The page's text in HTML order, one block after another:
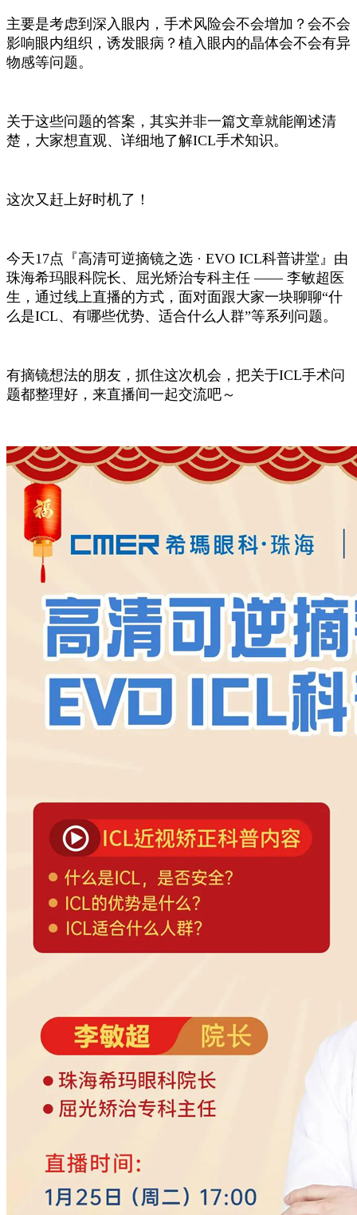
主要是考虑到深入眼内，手术风险会不会增加？会不会
影响眼内组织，诱发眼病？植入眼内的晶体会不会有异
物感等问题。
关于这些问题的答案，其实并非一篇文章就能阐述清
楚，大家想直观、详细地了解ICL手术知识。
这次又赶上好时机了！
今天17点『高清可逆摘镜之选 · EVO ICL科普讲堂』由
珠海希玛眼科院长、屈光矫治专科主任 —— 李敏超医
生，通过线上直播的方式，面对面跟大家一块聊聊“什
么是ICL、有哪些优势、适合什么人群”等系列问题。
有摘镜想法的朋友，抓住这次机会，把关于ICL手术问
题都整理好，来直播间一起交流吧～